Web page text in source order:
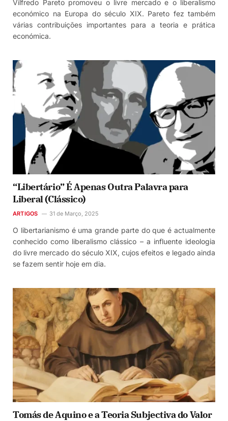
Vilfredo Pareto promoveu o livre mercado e o liberalismo
económico na Europa do século XIX. Pareto fez também
várias contribuições importantes para a teoria e prática
económica.
“Libertário” É Apenas Outra Palavra para
Liberal (Clássico)
ARTIGOS 31 de Março, 2025
O libertarianismo é uma grande parte do que é actualmente
conhecido como liberalismo clássico – a influente ideologia
do livre mercado do século XIX, cujos efeitos e legado ainda
se fazem sentir hoje em dia.
Tomás de Aquino e a Teoria Subjectiva do Valor